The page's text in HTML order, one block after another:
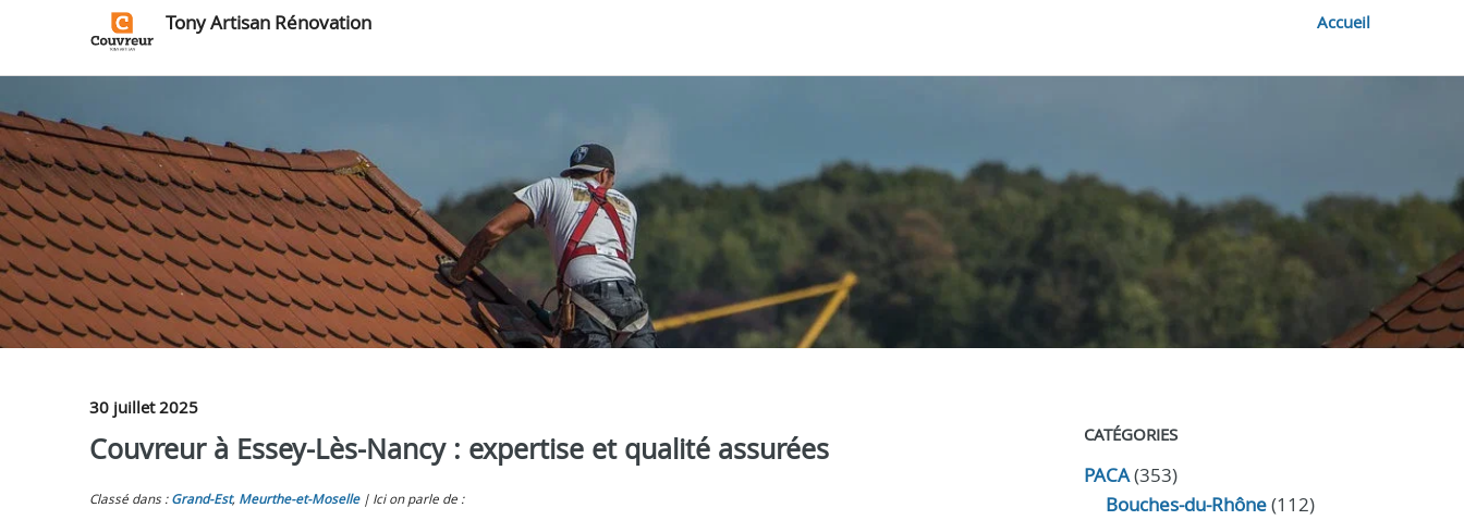
Tony Artisan Rénovation Accueil
30 juillet 2025
Couvreur à Essey-Lès-Nancy : expertise et qualité assurées
Classé dans : Grand-Est, Meurthe-et-Moselle Ici on parle de :
CATÉGORIES
PACA(353)
Bouches-du-Rhône(112)